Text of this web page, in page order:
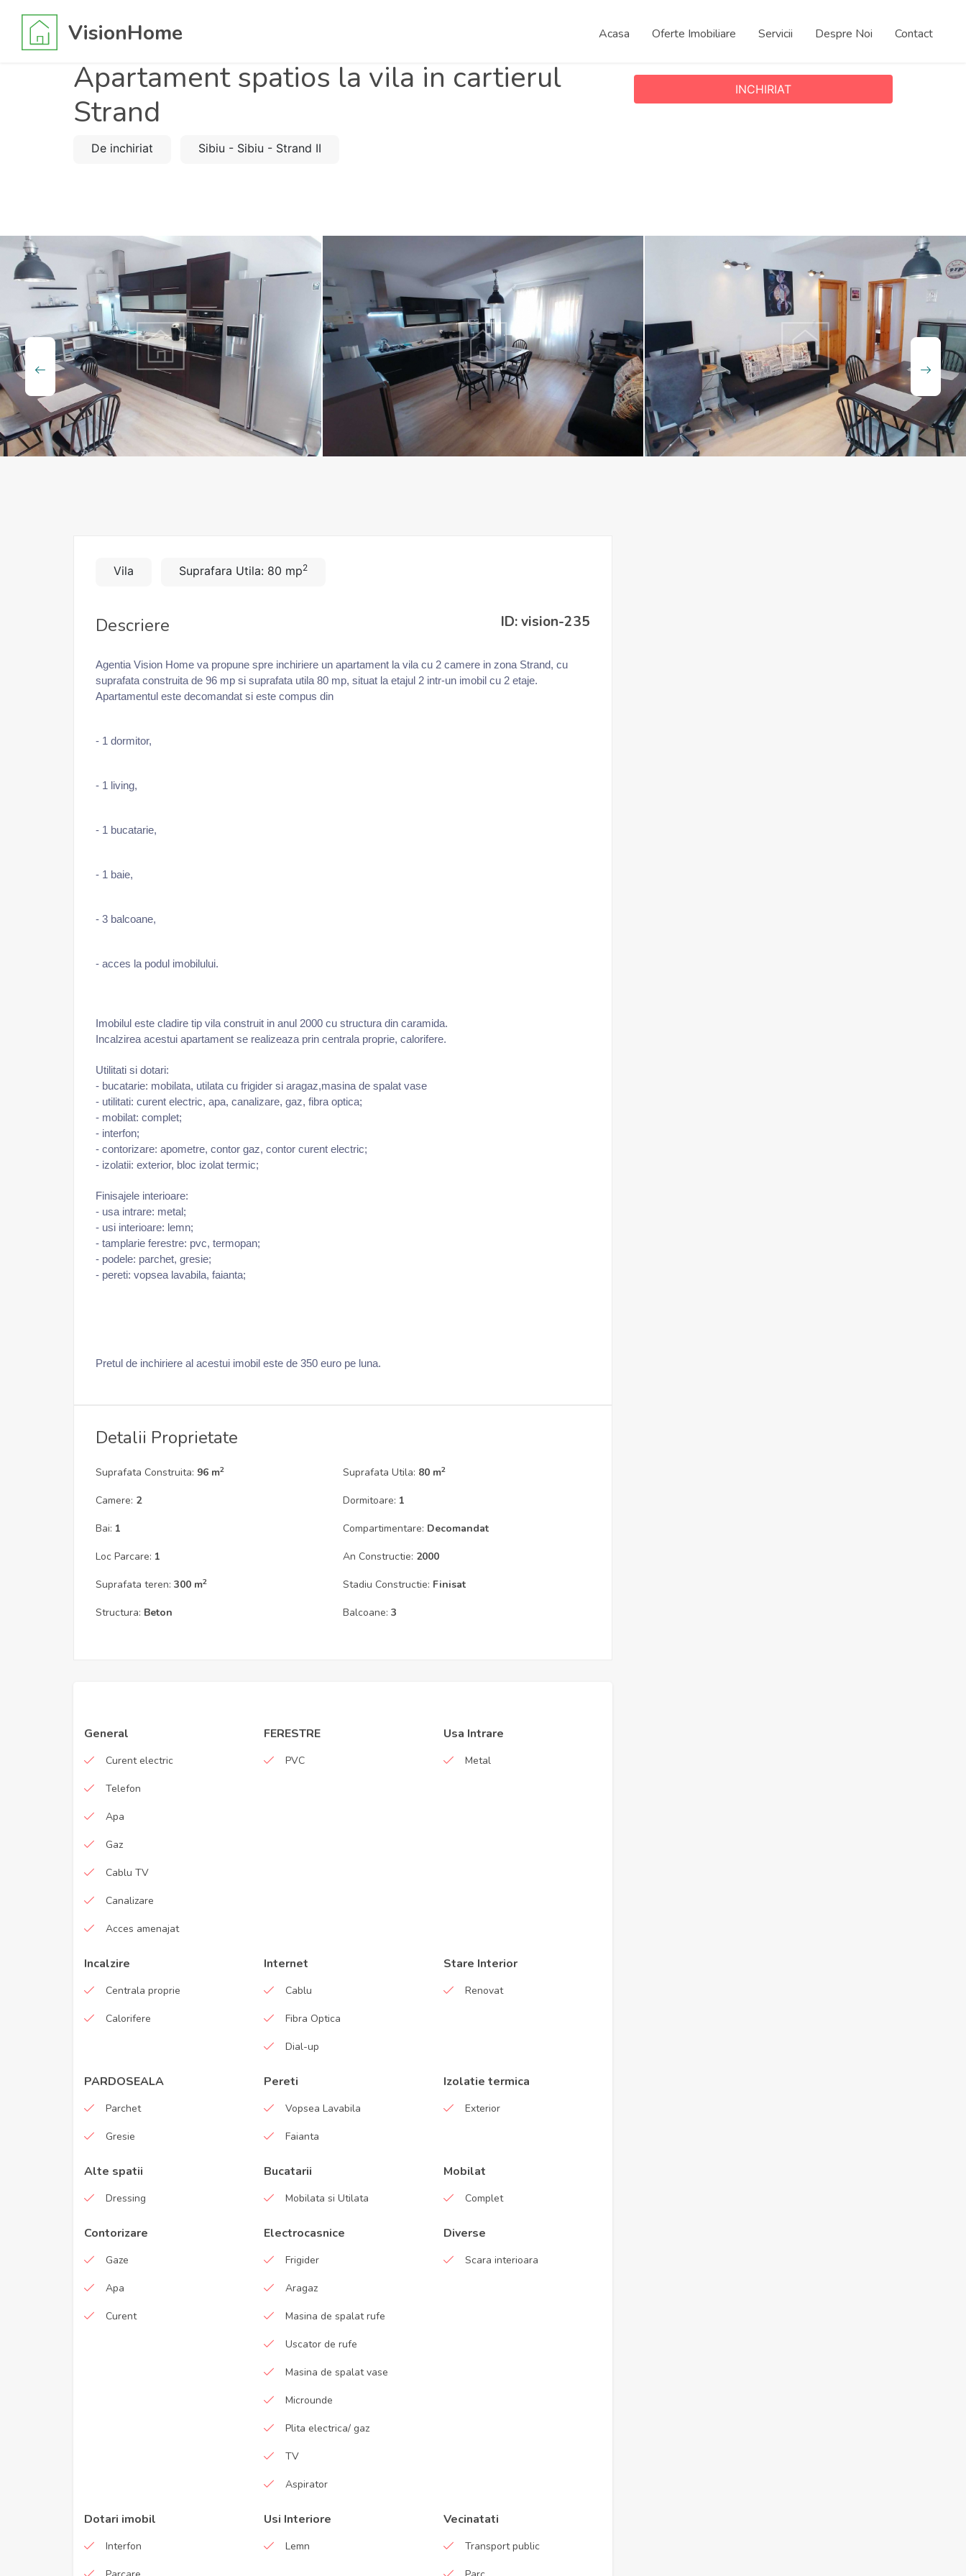
VisionHome Acasa Oferte Imobiliare Servicii Despre Noi Contact
Apartament spatios la vila in cartierul
Strand
De inchiriat Sibiu - Sibiu - Strand II
INCHIRIAT
Vila Suprafara Utila: 80 mp2
Descriere ID: vision-235
Agentia Vision Home va propune spre inchiriere un apartament la vila cu 2 camere in zona Strand, cu
suprafata construita de 96 mp si suprafata utila 80 mp, situat la etajul 2 intr-un imobil cu 2 etaje.
Apartamentul este decomandat si este compus din
- 1 dormitor,
- 1 living,
- 1 bucatarie,
- 1 baie,
- 3 balcoane,
- acces la podul imobilului.
Imobilul este cladire tip vila construit in anul 2000 cu structura din caramida.
Incalzirea acestui apartament se realizeaza prin centrala proprie, calorifere.
Utilitati si dotari:
- bucatarie: mobilata, utilata cu frigider si aragaz,masina de spalat vase
- utilitati: curent electric, apa, canalizare, gaz, fibra optica;
- mobilat: complet;
- interfon;
- contorizare: apometre, contor gaz, contor curent electric;
- izolatii: exterior, bloc izolat termic;
Finisajele interioare:
- usa intrare: metal;
- usi interioare: lemn;
- tamplarie ferestre: pvc, termopan;
- podele: parchet, gresie;
- pereti: vopsea lavabila, faianta;
Pretul de inchiriere al acestui imobil este de 350 euro pe luna.
Detalii Proprietate
Suprafata Construita: 96 m2 Suprafata Utila: 80 m2
Camere: 2 Dormitoare: 1
Bai: 1 Compartimentare: Decomandat
Loc Parcare: 1 An Constructie: 2000
Suprafata teren: 300 m2 Stadiu Constructie: Finisat
Structura: Beton Balcoane: 3
General
Curent electric
Telefon
Apa
Gaz
Cablu TV
Canalizare
Acces amenajat
FERESTRE
PVC
Usa Intrare
Metal
Incalzire
Centrala proprie
Calorifere
Internet
Cablu
Fibra Optica
Dial-up
Stare Interior
Renovat
PARDOSEALA
Parchet
Gresie
Pereti
Vopsea Lavabila
Faianta
Izolatie termica
Exterior
Alte spatii
Dressing
Bucatarii
Mobilata si Utilata
Mobilat
Complet
Contorizare
Gaze
Apa
Curent
Electrocasnice
Frigider
Aragaz
Masina de spalat rufe
Uscator de rufe
Masina de spalat vase
Microunde
Plita electrica/ gaz
TV
Aspirator
Diverse
Scara interioara
Dotari imobil
Interfon
Usi Interiore
Lemn
Vecinatati
Transport public